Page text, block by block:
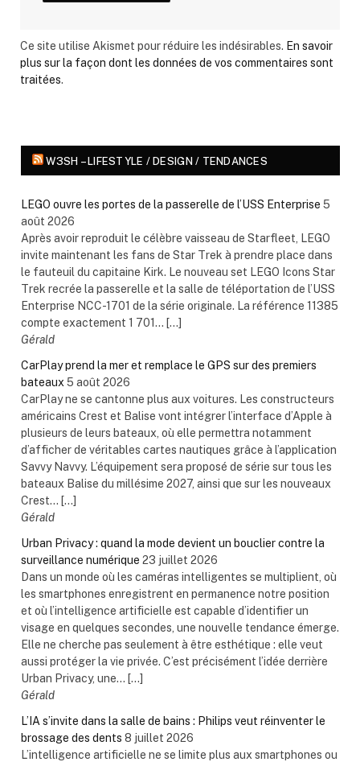
Ce site utilise Akismet pour réduire les indésirables. En savoir
plus sur la façon dont les données de vos commentaires sont
traitées.
W3SH – LIFESTYLE / DESIGN / TENDANCES
LEGO ouvre les portes de la passerelle de l’USS Enterprise 5
août 2026
Après avoir reproduit le célèbre vaisseau de Starfleet, LEGO
invite maintenant les fans de Star Trek à prendre place dans
le fauteuil du capitaine Kirk. Le nouveau set LEGO Icons Star
Trek recrée la passerelle et la salle de téléportation de l’USS
Enterprise NCC-1701 de la série originale. La référence 11385
compte exactement 1 701... […]
Gérald
CarPlay prend la mer et remplace le GPS sur des premiers
bateaux 5 août 2026
CarPlay ne se cantonne plus aux voitures. Les constructeurs
américains Crest et Balise vont intégrer l’interface d’Apple à
plusieurs de leurs bateaux, où elle permettra notamment
d’afficher de véritables cartes nautiques grâce à l’application
Savvy Navvy. L’équipement sera proposé de série sur tous les
bateaux Balise du millésime 2027, ainsi que sur les nouveaux
Crest... […]
Gérald
Urban Privacy : quand la mode devient un bouclier contre la
surveillance numérique 23 juillet 2026
Dans un monde où les caméras intelligentes se multiplient, où
les smartphones enregistrent en permanence notre position
et où l’intelligence artificielle est capable d’identifier un
visage en quelques secondes, une nouvelle tendance émerge.
Elle ne cherche pas seulement à être esthétique : elle veut
aussi protéger la vie privée. C’est précisément l’idée derrière
Urban Privacy, une... […]
Gérald
L’IA s’invite dans la salle de bains : Philips veut réinventer le
brossage des dents 8 juillet 2026
L’intelligence artificielle ne se limite plus aux smartphones ou